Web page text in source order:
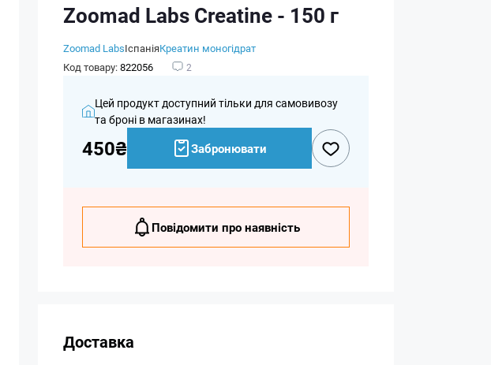
Zoomad Labs Creatine - 150 г
Zoomad LabsІспаніяКреатин моногідрат
Код товару:822056 2
Цей продукт доступний тільки для самовивозу
та броні в магазинах!
450₴ Забронювати
Повідомити про наявність
Доставка